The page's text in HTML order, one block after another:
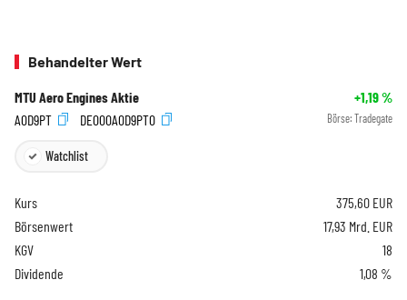
Behandelter Wert
MTU Aero Engines Aktie +1,19%
A0D9PT
DE000A0D9PT0 Börse: Tradegate
Watchlist
Kurs 375,60 EUR
Börsenwert
17,93 Mrd. EUR
KGV
18
Dividende
1,08 %